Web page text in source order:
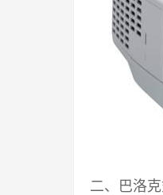
二、巴洛